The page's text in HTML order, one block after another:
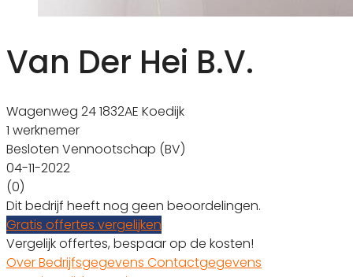
Van Der Hei B.V.
Wagenweg 24 1832AE Koedijk
1 werknemer
Besloten Vennootschap (BV)
04-11-2022
(0)
Dit bedrijf heeft nog geen beoordelingen.
Gratis offertes vergelijken
Vergelijk offertes, bespaar op de kosten!
OverBedrijfsgegevens Contactgegevens